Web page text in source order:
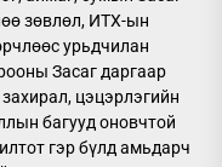
зөвлөл, ИТХ-ын
урьдчилан
Засаг даргаар
цэцэрлэгийн
багууд оновчтой
гэр бүлд амьдарч